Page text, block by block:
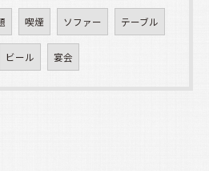
喫煙 ソファー テーブル
ビール 宴会